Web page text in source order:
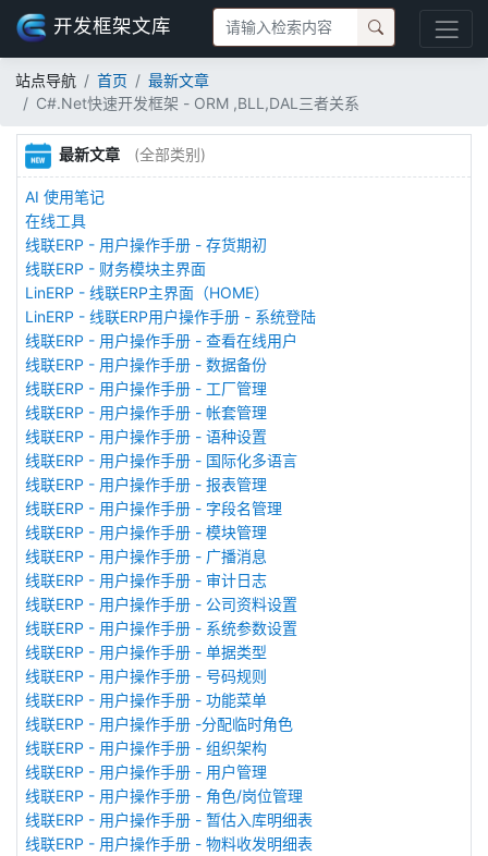
开发框架文库
站点导航 首页
最新文章
C#.Net快速开发框架 - ORM ,BLL,DAL三者关系
最新文章 (全部类别)
AI 使用笔记
在线工具
线联ERP - 用户操作手册 - 存货期初
线联ERP - 财务模块主界面
LinERP - 线联ERP主界面（HOME）
LinERP - 线联ERP用户操作手册 - 系统登陆
线联ERP - 用户操作手册 - 查看在线用户
线联ERP - 用户操作手册 - 数据备份
线联ERP - 用户操作手册 - 工厂管理
线联ERP - 用户操作手册 - 帐套管理
线联ERP - 用户操作手册 - 语种设置
线联ERP - 用户操作手册 - 国际化多语言
线联ERP - 用户操作手册 - 报表管理
线联ERP - 用户操作手册 - 字段名管理
线联ERP - 用户操作手册 - 模块管理
线联ERP - 用户操作手册 - 广播消息
线联ERP - 用户操作手册 - 审计日志
线联ERP - 用户操作手册 - 公司资料设置
线联ERP - 用户操作手册 - 系统参数设置
线联ERP - 用户操作手册 - 单据类型
线联ERP - 用户操作手册 - 号码规则
线联ERP - 用户操作手册 - 功能菜单
线联ERP - 用户操作手册 -分配临时角色
线联ERP - 用户操作手册 - 组织架构
线联ERP - 用户操作手册 - 用户管理
线联ERP - 用户操作手册 - 角色/岗位管理
线联ERP - 用户操作手册 - 暂估入库明细表
线联ERP - 用户操作手册 - 物料收发明细表